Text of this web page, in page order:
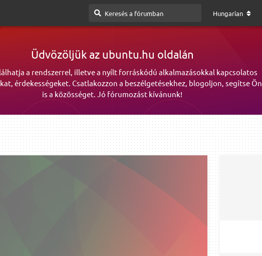
Hungarian
Üdvözöljük az ubuntu.hu oldalán
a rendszerrel, illetve a nyílt forráskódú alkalmazásokkal kapcsolatos
érdekességeket. Csatlakozzon a beszélgetésekhez, blogoljon, segítse Ön
is a közösséget. Jó fórumozást kívánunk!